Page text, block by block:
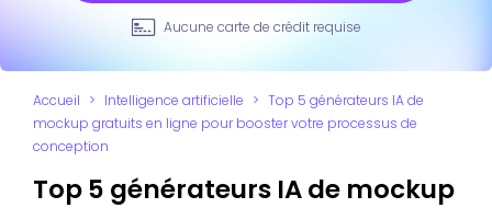
Aucune carte de crédit requise
Accueil > Intelligence artificielle > Top 5 générateurs IA de
mockup gratuits en ligne pour booster votre processus de
conception
Top 5 générateurs IA de mockup